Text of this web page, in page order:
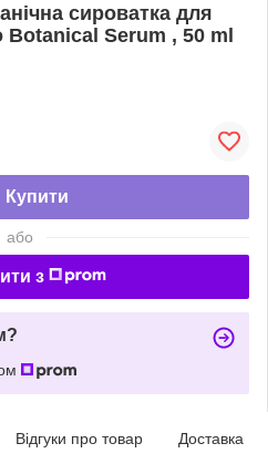
сироватка для
Botanical Serum , 50 ml
Купити
або
з
Відгуки про товар Доставка